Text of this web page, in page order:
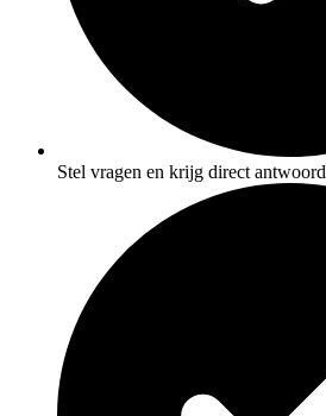
Stel vragen en krijg direct antwoord